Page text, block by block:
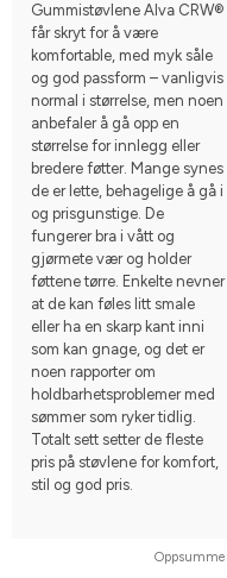
Gummistøvlene Alva CRW®
får skryt for å være
komfortable, med myk såle
og god passform – vanligvis
normal i størrelse, men noen
anbefaler å gå opp en
størrelse for innlegg eller
bredere føtter. Mange synes
de er lette, behagelige å gå i
og prisgunstige. De
fungerer bra i vått og
gjørmete vær og holder
føttene tørre. Enkelte nevner
at de kan føles litt smale
eller ha en skarp kant inni
som kan gnage, og det er
noen rapporter om
holdbarhetsproblemer med
sømmer som ryker tidlig.
Totalt sett setter de fleste
pris på støvlene for komfort,
stil og god pris.